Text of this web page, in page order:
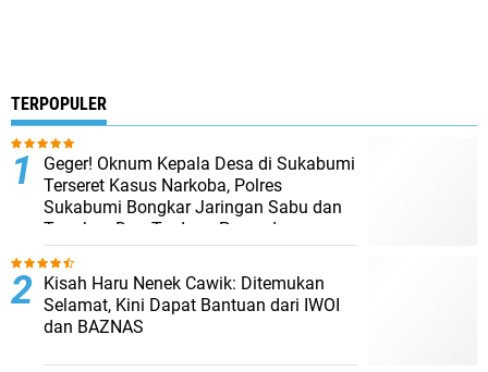
TERPOPULER
Geger! Oknum Kepala Desa di Sukabumi
Terseret Kasus Narkoba, Polres
Sukabumi Bongkar Jaringan Sabu dan
Tangkap Dua Terduga Pengedar
Kisah Haru Nenek Cawik: Ditemukan
Selamat, Kini Dapat Bantuan dari IWOI
dan BAZNAS